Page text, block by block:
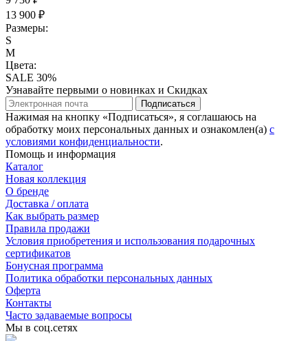
13 900 ₽
Размеры:
S
M
Цвета:
SALE 30%
Узнавайте первыми о новинках и Скидках
Подписаться
Нажимая на кнопку «Подписаться», я соглашаюсь на
обработку моих персональных данных и ознакомлен(а) с
условиями конфиденциальности.
Помощь и информация
Каталог
Новая коллекция
О бренде
Доставка / оплата
Как выбрать размер
Правила продажи
Условия приобретения и использования подарочных
сертификатов
Бонусная программа
Политика обработки персональных данных
Оферта
Контакты
Часто задаваемые вопросы
Мы в соц.сетях